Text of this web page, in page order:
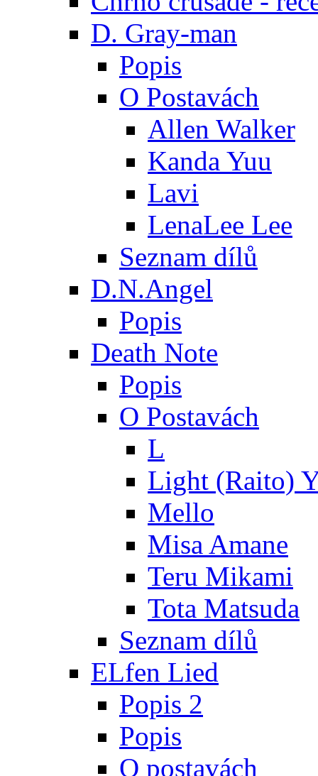
D. Gray-man
Popis
O Postavách
Allen Walker
Kanda Yuu
Lavi
LenaLee Lee
Seznam dílů
D.N.Angel
Popis
Death Note
Popis
O Postavách
L
Light (Raito)
Mello
Misa Amane
Teru Mikami
Tota Matsuda
Seznam dílů
ELfen Lied
Popis 2
Popis
O postavách